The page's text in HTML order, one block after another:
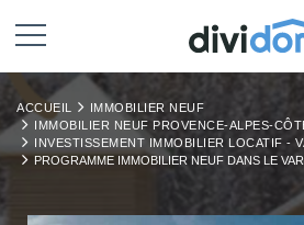
ACCUEIL
IMMOBILIER NEUF
IMMOBILIER NEUF PROVENCE-ALPES-
INVESTISSEMENT IMMOBILIER LOCATIF -
PROGRAMME IMMOBILIER NEUF DANS LE